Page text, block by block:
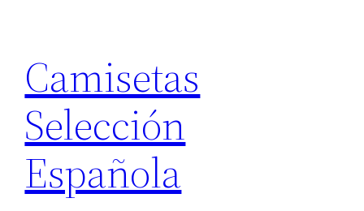
contenido
Camisetas
Selección
Española